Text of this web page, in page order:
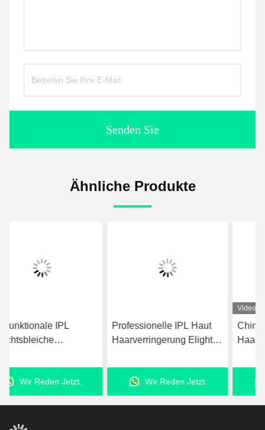
Senden Sie
Ähnliche Produkte
Professionelle IPL Haut
Haarverringerung Elight
Pigmententfernung
Wir Reden Jetzt.
China Home IPL Laser-
Haarentfernung Maschine
Haarentfernung
Schönheitsmaschine
Wir Reden Jetzt.